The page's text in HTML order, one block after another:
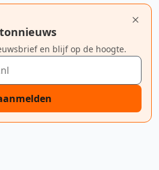
en blijf op de hoogte.